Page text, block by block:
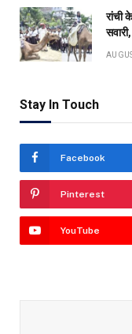
रांची
Stay In Touch
Facebook
Pinterest
YouTube